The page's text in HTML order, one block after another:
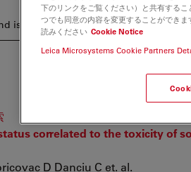
is no longer available. Please
correlated to the toxicity of
D Danciu C et. al.
下のリンクをご覧ください）と共有する
つでも同意の内容を変更することができ
読みください Cookie Notice
Leica Microsystems Cookie Partners